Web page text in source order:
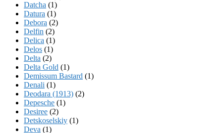
Datcha (1)
Datura (1)
Debora (2)
Delfin (2)
Delica (1)
Delos (1)
Delta (2)
Delta Gold (1)
Demissum Bastard (1)
Denali (1)
Deodara (1913) (2)
Depesche (1)
Desiree (2)
Detskoselskiy (1)
Deva (1)